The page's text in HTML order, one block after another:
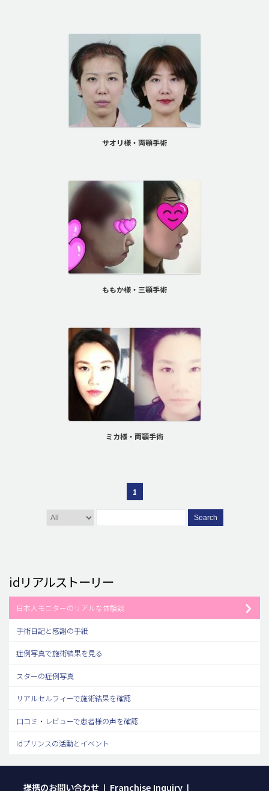
サオリ様・両顎手術
ももか様・三顎手術
ミカ様・両顎手術
1
Search
idリアルストーリー
日本人モニターのリアルな体験談
手術日記と感謝の手紙
症例写真で施術結果を見る
スターの症例写真
リアルセルフィーで施術結果を確認
口コミ・レビューで患者様の声を確認
idプリンスの活動とイベント
提携のお問い合わせ | Franchise Inquiry |